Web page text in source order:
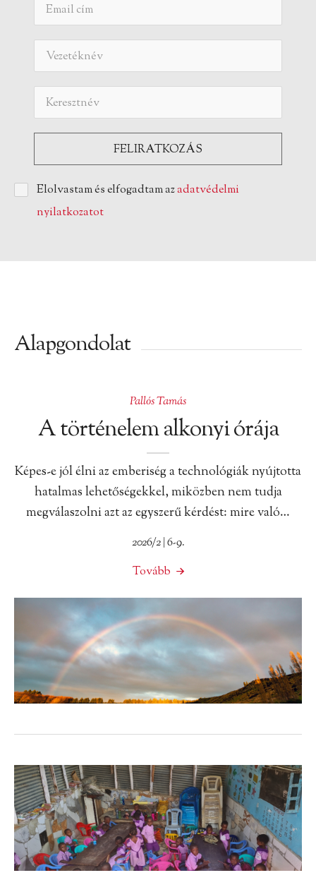
Elolvastam és elfogadtam azadatvédelmi
nyilatkozatot
Alapgondolat
Pallós Tamás
A történelem alkonyi órája
Képes-e jól élni az emberiség a technológiák nyújtotta
hatalmas lehetőségekkel, miközben nem tudja
megválaszolni azt az egyszerű kérdést: mire való…
2026/2 | 6-9.
Tovább